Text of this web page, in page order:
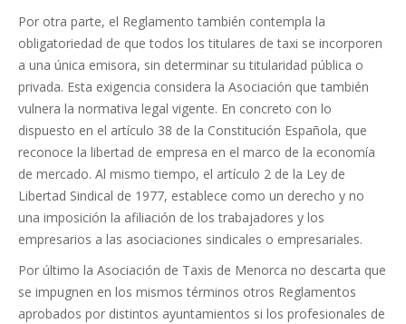
Por otra parte, el Reglamento también contempla la
obligatoriedad de que todos los titulares de taxi se incorporen
a una única emisora, sin determinar su titularidad pública o
privada. Esta exigencia considera la Asociación que también
vulnera la normativa legal vigente. En concreto con lo
dispuesto en el artículo 38 de la Constitución Española, que
reconoce la libertad de empresa en el marco de la economía
de mercado. Al mismo tiempo, el artículo 2 de la Ley de
Libertad Sindical de 1977, establece como un derecho y no
una imposición la afiliación de los trabajadores y los
empresarios a las asociaciones sindicales o empresariales.
Por último la Asociación de Taxis de Menorca no descarta que
se impugnen en los mismos términos otros Reglamentos
aprobados por distintos ayuntamientos si los profesionales de